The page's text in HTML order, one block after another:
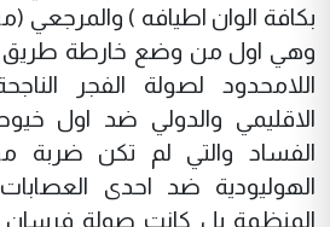
بكافة الوان اطيافه ) والمرجعي
وهي اول من وضع خارطة طريق
اللامحدود لصولة الفجر
الاقليمي والدولي ضد اول
الفساد والتي لم تكن ضربة
الهوليودية ضد احدى
المنظمة بل كانت صولة